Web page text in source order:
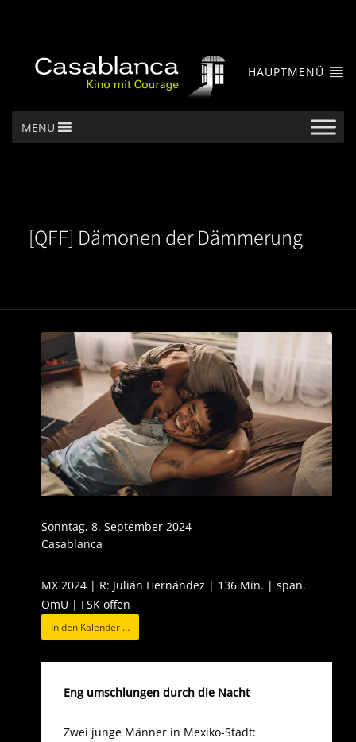
HAUPTMENÜ
MENU
[QFF] Dämonen der Dämmerung
Eng umschlungen durch die Nacht
Zwei junge Männer in Mexiko-Stadt:
Sonntag, 8. September 2024
Casablanca
MX 2024 | R: Julián Hernández | 136 Min. | span.
OmU | FSK offen
In den Kalender …